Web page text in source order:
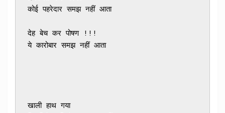
कोई पहरेदार समझ नहीं आता
देह बेच कर पोषण !!!
ये कारोबार समझ नहीं आता
खाली हाथ गया